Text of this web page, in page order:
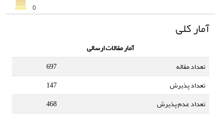
آمار کلی
آمار مقالات ارسالی
تعداد مقاله
697
تعداد پذیرش
147
تعداد عدم پذیرش
468